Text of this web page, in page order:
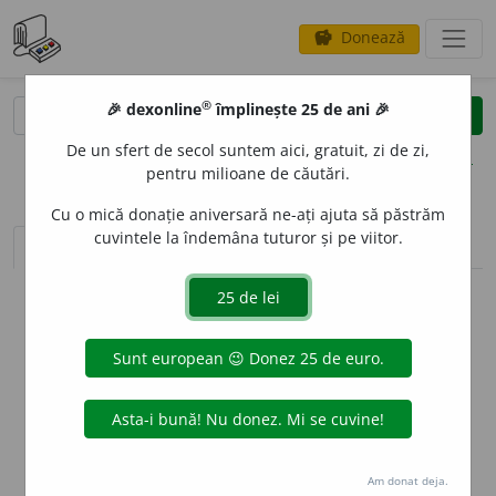
savings Donează
clear
opțiuni
sinteza definițiilor (1) definiții (14) declinări
info
Aceste definiții sunt compilate de
echipa dexonline. Definițiile
originale se află pe filadefiniții.
preferințe
🎉 dexonline® împlinește 25 de ani 🎉
De un sfert de secol suntem aici, gratuit, zi de zi,
pentru milioane de căutări.
Cu o mică donație aniversară ne-ați ajuta să păstrăm
cuvintele la îndemâna tuturor și pe viitor.
Am donat deja.